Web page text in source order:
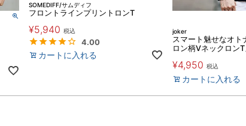
SOMEDIFF/サムディフ
フロントラインプリントロンT
¥5,940 税込
4.00
カートに入れる
joker
スマート魅せなオト
ロン柄VネックロンT
¥4,950 税込
カートに入れる